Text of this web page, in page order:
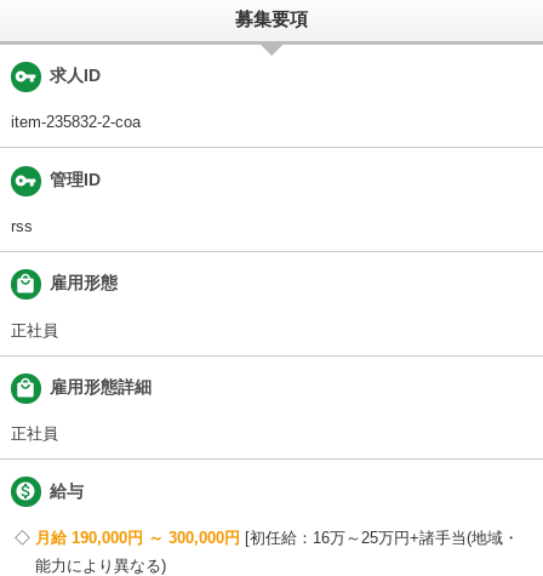
募集要項
vpn_key 求人ID
item-235832-2-coa
vpn_key 管理ID
rss
local_mall 雇用形態
正社員
local_mall 雇用形態詳細
正社員
 給与
月給 190,000円 ～ 300,000円
初任給：16万～25万円+諸手当(地域・
能力により異なる)